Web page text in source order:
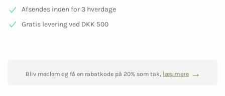
Afsendes inden for 3 hverdage
Gratis levering ved DKK 500
Bliv medlem og få en rabatkode på 20% som tak, læs mere